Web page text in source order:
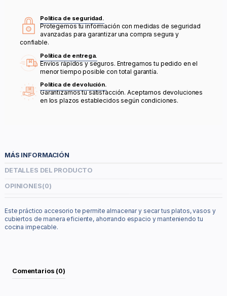
Política de seguridad.
Protegemos tu información con medidas de seguridad
avanzadas para garantizar una compra segura y
confiable.
Política de entrega.
Envíos rápidos y seguros. Entregamos tu pedido en el
menor tiempo posible con total garantía.
Política de devolución.
Garantizamos tu satisfacción. Aceptamos devoluciones
en los plazos establecidos según condiciones.
MÁS INFORMACIÓN
DETALLES DEL PRODUCTO
OPINIONES(0)
Este práctico accesorio te permite almacenar y secar tus platos, vasos y
cubiertos de manera eficiente, ahorrando espacio y manteniendo tu
cocina impecable.
Comentarios (0)